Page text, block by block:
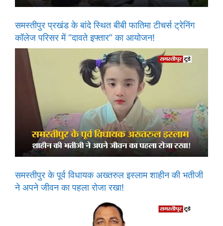
समस्तीपुर प्रखंड के बांदे स्थित बीबी फातिमा टीचर्स ट्रेनिंग
कॉलेज परिसर में “दावते इफ्तार” का आयोजन!
समस्तीपुर के पूर्व विधायक अख्तरुल इस्लाम शाहीन की भतीजी
ने अपने जीवन का पहला रोजा रखा!